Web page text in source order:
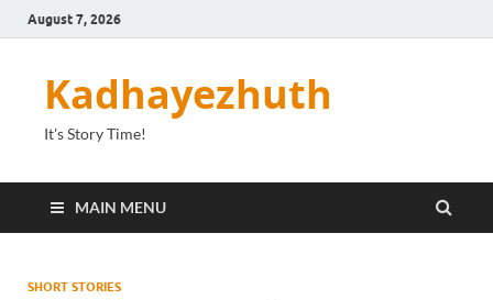
August 7, 2026
Kadhayezhuth
It's Story Time!
MAIN MENU
SHORT STORIES